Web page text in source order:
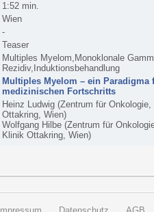
1:52 min.
Wien
-
Teaser
Multiples Myelom,Monoklonale
Rezidiv,Induktionsbehandlung
Multiples Myelom – ein
medizinischen Fortschritts
Heinz Ludwig (Zentrum für
Ottakring, Wien)
Wolfgang Hilbe (Zentrum für
Klinik Ottakring, Wien)